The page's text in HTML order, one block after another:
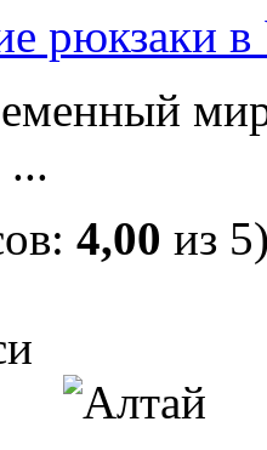
рюкзаки
4,00 из